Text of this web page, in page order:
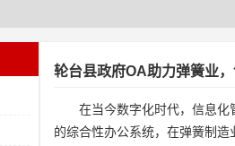
轮台县政府OA助力弹簧业
在当今数字化时代，信息
的综合性办公系统，在弹簧制